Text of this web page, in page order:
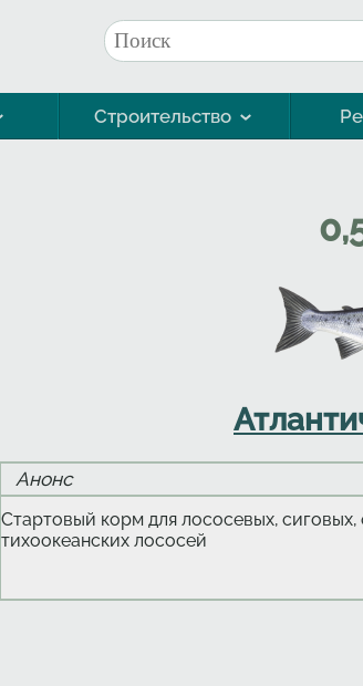
Форма поиска
Поиск
Строительство
Анонс
Стартовый корм для лососевых,
тихоокеанских лососей